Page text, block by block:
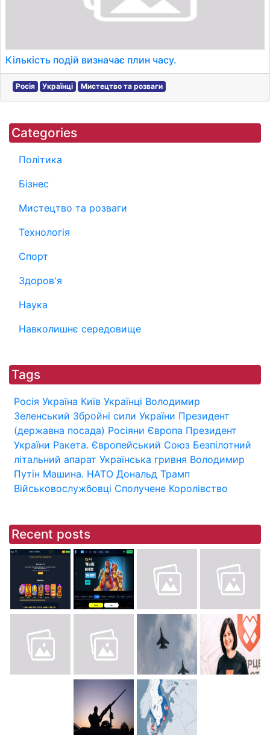
Кількість подій визначає плин часу.
Росія Українці Мистецтво та розваги
Categories
Політика
Бізнес
Мистецтво та розваги
Технологія
Спорт
Здоров'я
Наука
Навколишнє середовище
Tags
Росія Україна Київ Українці Володимир
Зеленський Збройні сили України Президент
(державна посада) Росіяни Європа Президент
України Ракета. Європейський Союз Безпілотний
літальний апарат Українська гривня Володимир
Путін Машина. НАТО Дональд Трамп
Військовослужбовці Сполучене Королівство
Recent posts